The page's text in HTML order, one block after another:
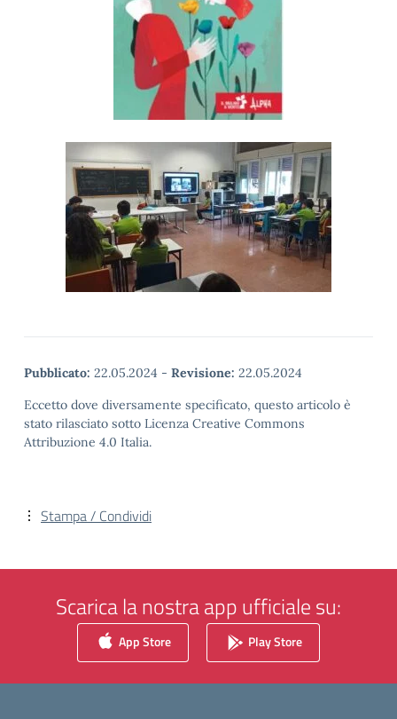
Pubblicato: 22.05.2024 - Revisione: 22.05.2024
Eccetto dove diversamente specificato, questo articolo è
stato rilasciato sotto Licenza Creative Commons
Attribuzione 4.0 Italia.
Stampa / Condividi
Scarica la nostra app ufficiale su:
App Store Play Store